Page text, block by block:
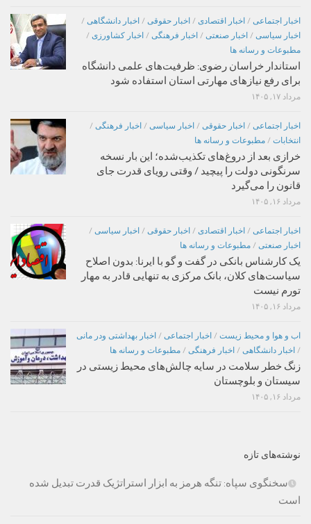
اخبار اجتماعی / اخبار اقتصادی / اخبار حقوقی / اخبار دانشگاهی /
اخبار سیاسی / اخبار صنعتی / اخبار فرهنگی / اخبار کشاورزی /
مطبوعات و رسانه ها
استاندار خراسان رضوی: ظرفیت‌های علمی دانشگاه
برای رفع نیازهای مهارتی استان استفاده شود
مرداد ۱۷, ۱۴۰۵
اخبار اجتماعی / اخبار حقوقی / اخبار سیاسی / اخبار فرهنگی /
انتخابات / مطبوعات و رسانه ها
خرازی بعد از دروغ‌های تکذیب‌شده؛ این بار نسخه
سرنگونی دولت را پیچید / وقتی رویای قدرت جای
قانون را می‌گیرد
مرداد ۱۶, ۱۴۰۵
اخبار اجتماعی / اخبار اقتصادی / اخبار حقوقی / اخبار سیاسی /
اخبار صنعتی / مطبوعات و رسانه ها
یک کارشناس بانکی در گفت و گو با ایرنا: بدون اصلاح
سیاست‌های کلان، بانک مرکزی به تنهایی قادر به مهار
تورم نیست
مرداد ۱۶, ۱۴۰۵
اب و هوا و محیط زیست / اخبار اجتماعی / اخبار بهداشتی ودر مانی
/ اخبار دانشگاهی / اخبار فرهنگی / مطبوعات و رسانه ها
زنگ خطر سلامت در سایه چالش‌های محیط زیستی در
سیستان و بلوچستان
مرداد ۱۶, ۱۴۰۵
نوشته‌های تازه
سخنگوی سپاه: تنگه هرمز به ابزار استراتژیک قدرت تبدیل شده
است